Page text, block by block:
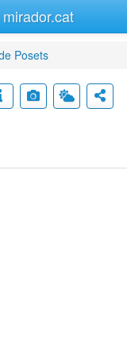
mirador.cat
Posets